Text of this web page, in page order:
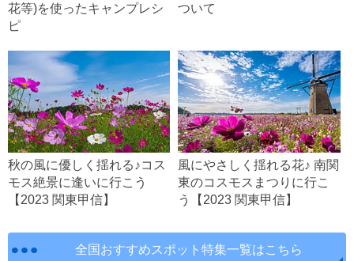
花等)を使ったキャンプレシ
ピ
ついて
秋の風に優しく揺れる♪コス
モス絶景に逢いに行こう
【2023 関東甲信】
風にやさしく揺れる花♪ 南関
東のコスモスまつりに行こ
う【2023 関東甲信】
全国おすすめスポット特集一覧はこちら